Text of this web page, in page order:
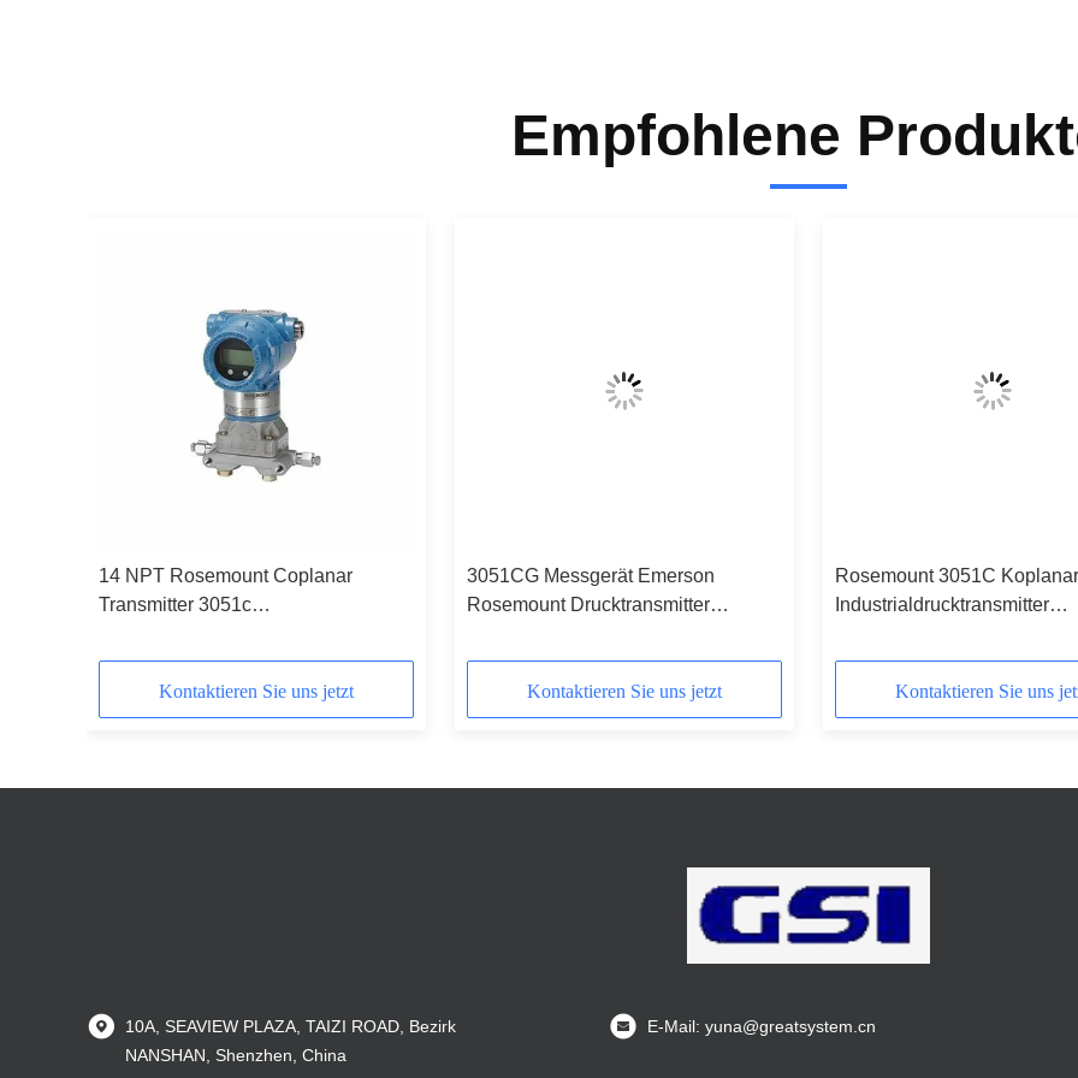
Empfohlene
14 NPT Rosemount Coplanar
Transmitter 3051c
Kontaktieren Sie uns jetzt
3051CG Messgerät Emerson
Rosemount Drucktransmitter
Kontaktieren Sie uns jetzt
Rosemount 3051C
Industrialdrucktransmitter
Kontaktieren Sie uns
10A, SEAVIEW PLAZA, TAIZI ROAD, Bezirk
NANSHAN, Shenzhen, China
E-Mail: yuna@greatsystem.cn